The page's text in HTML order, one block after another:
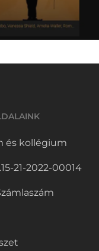
és kollégium
21-2022-00014